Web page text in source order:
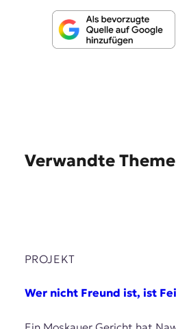
Verwandte
PROJEKT
Wer nicht Freund ist, ist